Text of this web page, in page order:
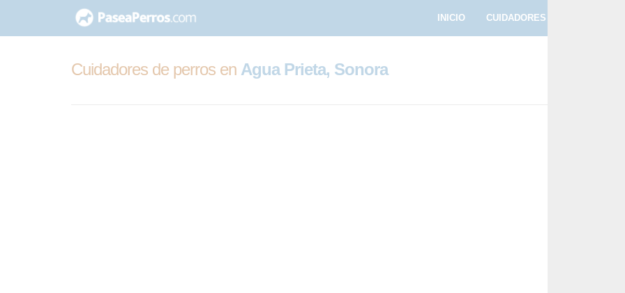
contenido
INICIO CUIDADORES
Cuidadores de perros en Agua Prieta, Sonora